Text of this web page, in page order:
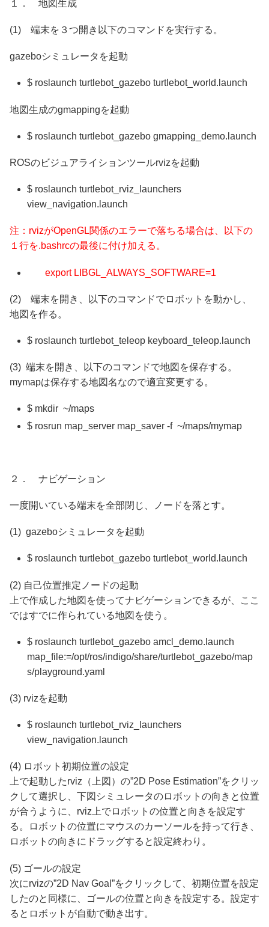
１． 地図生成
(1) 端末を３つ開き以下のコマンドを実行する。
gazeboシミュレータを起動
$ roslaunch turtlebot_gazebo turtlebot_world.launch
地図生成のgmappingを起動
$ roslaunch turtlebot_gazebo gmapping_demo.launch
ROSのビジュアライションツールrvizを起動
$ roslaunch turtlebot_rviz_launchers
view_navigation.launch
注：rvizがOpenGL関係のエラーで落ちる場合は、以下の
１行を.bashrcの最後に付け加える。
export LIBGL_ALWAYS_SOFTWARE=1
(2) 端末を開き、以下のコマンドでロボットを動かし、
地図を作る。
$ roslaunch turtlebot_teleop keyboard_teleop.launch
(3) 端末を開き、以下のコマンドで地図を保存する。
mymapは保存する地図名なので適宜変更する。
$ mkdir ~/maps
$ rosrun map_server map_saver -f ~/maps/mymap
２． ナビゲーション
一度開いている端末を全部閉じ、ノードを落とす。
(1) gazeboシミュレータを起動
$ roslaunch turtlebot_gazebo turtlebot_world.launch
(2) 自己位置推定ノードの起動
上で作成した地図を使ってナビゲーションできるが、ここ
ではすでに作られている地図を使う。
$ roslaunch turtlebot_gazebo amcl_demo.launch
map_file:=/opt/ros/indigo/share/turtlebot_gazebo/map
s/playground.yaml
(3) rvizを起動
$ roslaunch turtlebot_rviz_launchers
view_navigation.launch
(4) ロボット初期位置の設定
上で起動したrviz（上図）の”2D Pose Estimation”をクリッ
クして選択し、下図シミュレータのロボットの向きと位置
が合うように、rviz上でロボットの位置と向きを設定す
る。ロボットの位置にマウスのカーソールを持って行き、
ロボットの向きにドラッグすると設定終わり。
(5) ゴールの設定
次にrvizの”2D Nav Goal”をクリックして、初期位置を設定
したのと同様に、ゴールの位置と向きを設定する。設定す
るとロボットが自動で動き出す。